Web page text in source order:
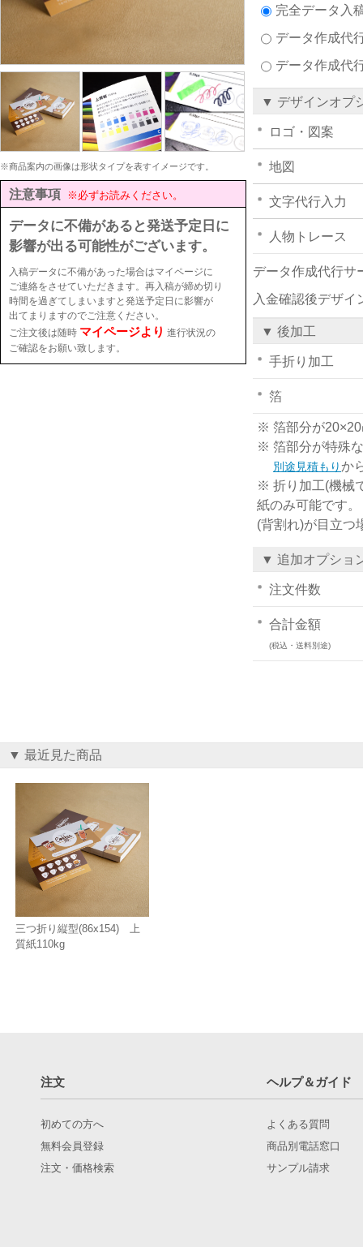
※商品案内の画像は形状タイプを表すイメージです。
注意事項 ※必ずお読みください。
データに不備があると発送予定日に
影響が出る可能性がございます。
入稿データに不備があった場合はマイページに
ご連絡をさせていただきます。再入稿が締め切り
時間を過ぎてしまいますと発送予定日に影響が
出てまりますのでご注意ください。
ご注文後は随時 マイページより 進行状況の
ご確認をお願い致します。
完全データ入
データ作成代
データ作成代
▼ デザインオプ
ロゴ・図案
地図
文字代行入力
人物トレース
データ作成代行サ
入金確認後デザイ
▼ 後加工
手折り加工
箔
※ 箔部分が20×20
※ 箔部分が特殊
別途見積もりか
※ 折り加工(機械
紙のみ可能です
(背割れ)が目立つ
▼ 追加オプショ
注文件数
合計金額
(税込・送料別途)
▼ 最近見た商品
三つ折り縦型(86x154) 上
質紙110kg
注文 ヘルプ＆ガイド
初めての方へ
無料会員登録
注文・価格検索
よくある質問
商品別電話窓口
サンプル請求